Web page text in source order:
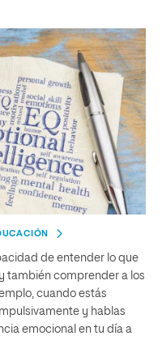
de entender lo que
también comprender a los
cuando estás
y hablas
emocional en tu día a